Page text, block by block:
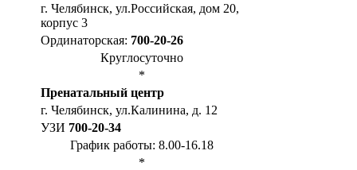
г. Челябинск, ул.Российская, дом 20,
корпус 3
Ординаторская: 700-20-26
Круглосуточно
*
Пренатальный центр
г. Челябинск, ул.Калинина, д. 12
УЗИ 700-20-34
График работы: 8.00-16.18
*